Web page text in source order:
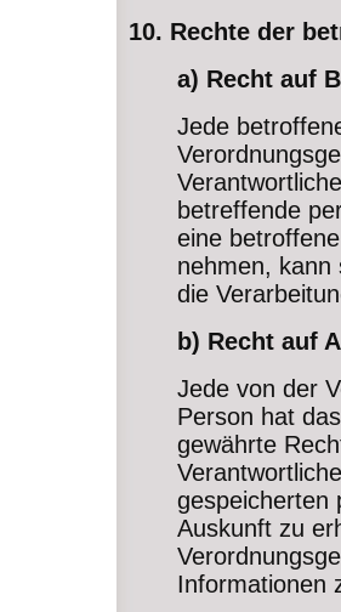
10. Rechte der
a) Recht auf
Jede
betreffende
eine
nehmen, kann
die
b) Recht auf
Jede von der
Person hat
gewährte
gespeicherten
Auskunft zu
Informationen